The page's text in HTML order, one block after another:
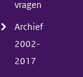
vragen
Archief
2002-
2017